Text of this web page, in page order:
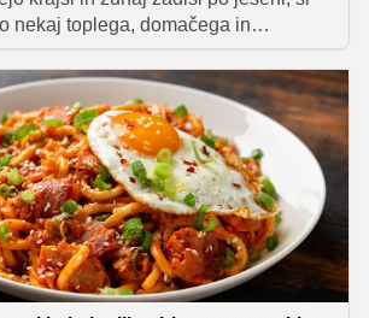
nekaj toplega, domačega in
kar nas pomiri po napornem dnevu
občutek doma.